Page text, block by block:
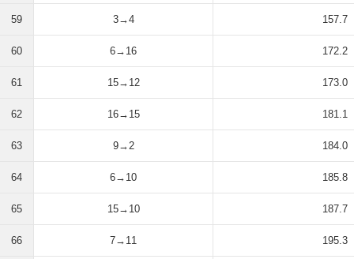
59 3→4 157.7
60 6→16 172.2
61 15→12 173.0
62 16→15 181.1
63 9→2 184.0
64 6→10 185.8
65 15→10 187.7
66 7→11 195.3